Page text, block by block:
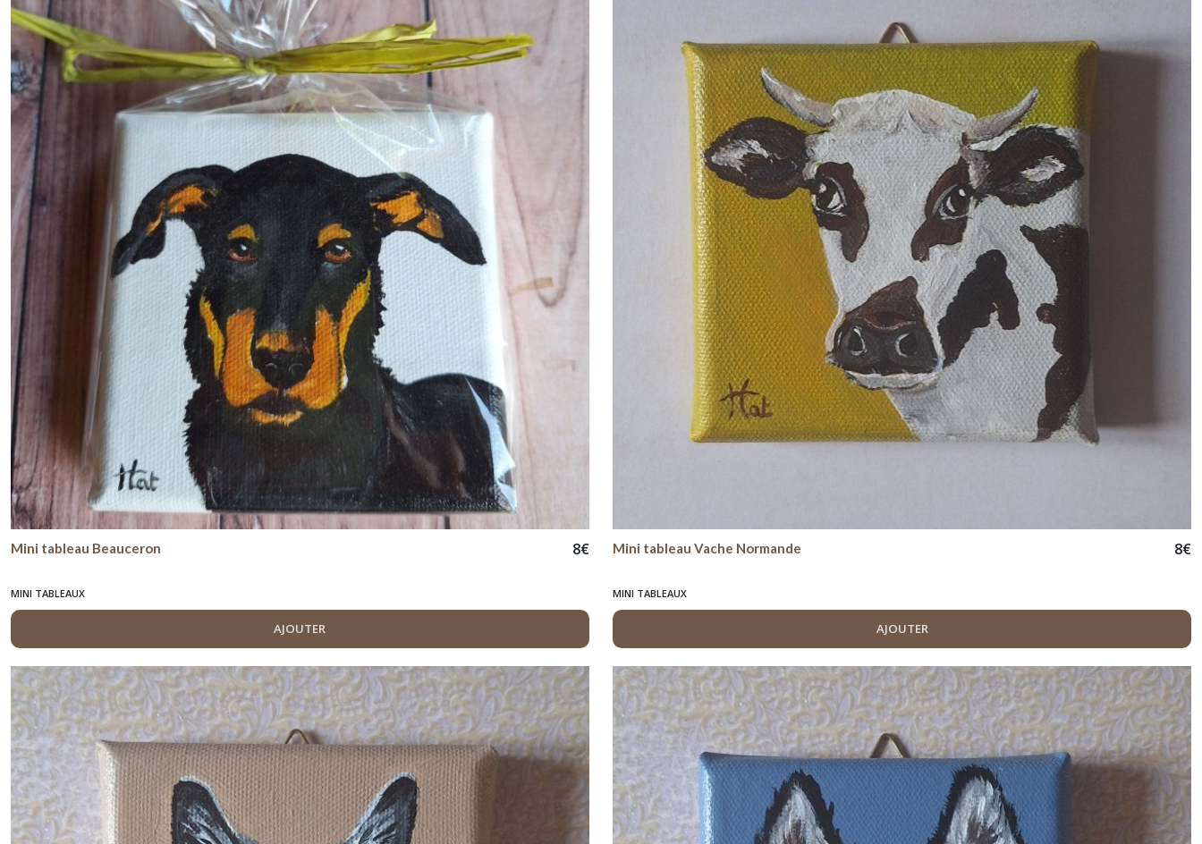
Mini tableau Beauceron 8€
MINI TABLEAUX
AJOUTER
Mini tableau Vache Normande 8€
MINI TABLEAUX
AJOUTER